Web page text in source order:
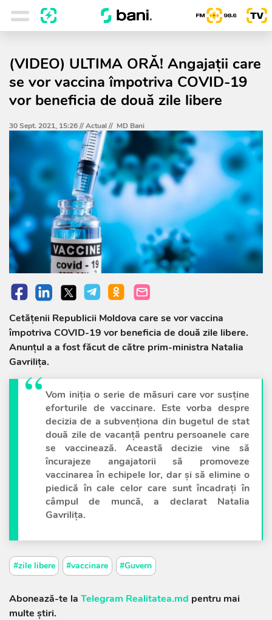
(VIDEO) ULTIMA ORĂ! Angajații care
se vor vaccina împotriva COVID-19
vor beneficia de două zile libere
30 Sept. 2021, 15:26 //Actual// MD Bani
Cetățenii Republicii Moldova care se vor vaccina
împotriva COVID-19 vor beneficia de două zile libere.
Anunțul a a fost făcut de către prim-ministra Natalia
Gavrilița.
Vom iniția o serie de măsuri care vor susține
eforturile de vaccinare. Este vorba despre
decizia de a subvenționa din bugetul de stat
două zile de vacanță pentru persoanele care
se vaccinează. Această decizie vine să
încurajeze angajatorii să promoveze
vaccinarea în echipele lor, dar și să elimine o
piedică în cale celor care sunt încadrați în
câmpul de muncă, a declarat Natalia
Gavrilița.
#zile libere #vaccinare #Guvern
Abonează-te la Telegram Realitatea.md pentru mai
multe știri.